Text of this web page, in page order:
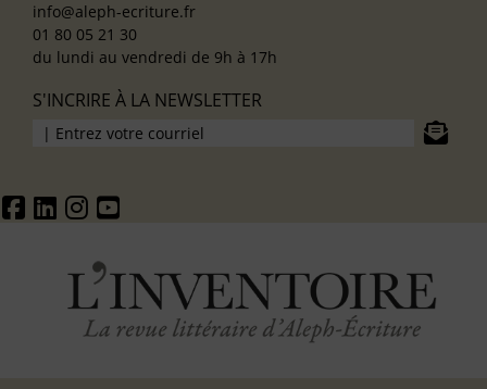
info@aleph-ecriture.fr
01 80 05 21 30
du lundi au vendredi de 9h à 17h
S'INCRIRE À LA NEWSLETTER